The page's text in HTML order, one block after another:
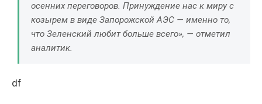
осенних переговоров. Принуждение нас к миру с
козырем в виде Запорожской АЭС — именно то,
что Зеленский любит больше всего», — отметил
аналитик.
df